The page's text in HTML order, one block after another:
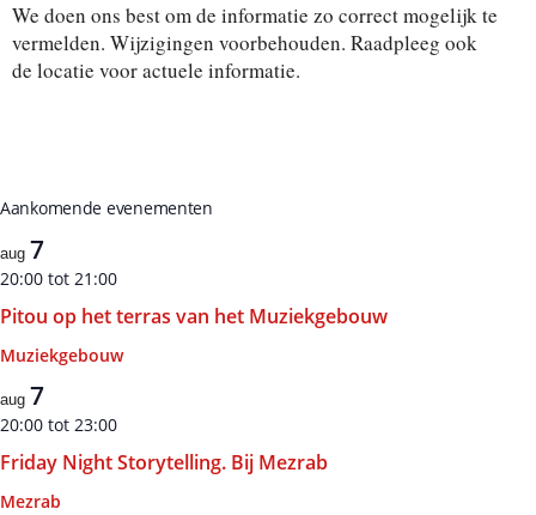
e
r
e
e
.
We doen ons best om de informatie zo correct mogelijk te
vermelden. Wijzigingen voorbehouden. Raadpleeg ook
de locatie voor actuele informatie.
Aankomende evenementen
aug 7
20:00 tot 21:00
Pitou op het terras van het Muziekgebouw
Muziekgebouw
aug 7
20:00 tot 23:00
Friday Night Storytelling. Bij Mezrab
Mezrab